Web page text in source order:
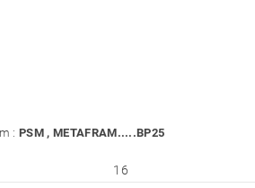
:PSM , METAFRAM.....BP25
16